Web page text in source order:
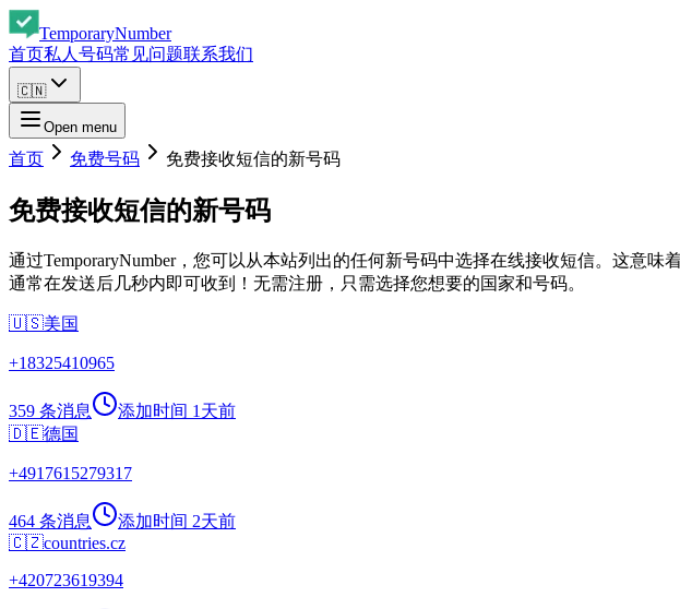
TemporaryNumber
首页私人号码常见问题联系我们
🇨🇳
Open menu
首页 免费号码 免费接收短信的新号码
免费接收短信的新号码
通过TemporaryNumber，您可以从本站列出的任何新号码中选择在线接收短信。这意
通常在发送后几秒内即可收到！无需注册，只需选择您想要的国家和号码。
🇺🇸美国
+18325410965
359 条消息 添加时间 1天前
🇩🇪德国
+4917615279317
464 条消息 添加时间 2天前
🇨🇿countries.cz
+420723619394